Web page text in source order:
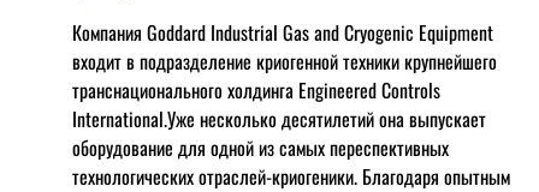
Компания Goddard Industrial Gas and Cryogenic Equipment
входит в подразделение криогенной техники крупнейшего
транснационального холдинга Engineered Controls
International.Уже несколько десятилетий она выпускает
оборудование для одной из самых переспективных
технологических отраслей-криогеники. Благодаря опытным